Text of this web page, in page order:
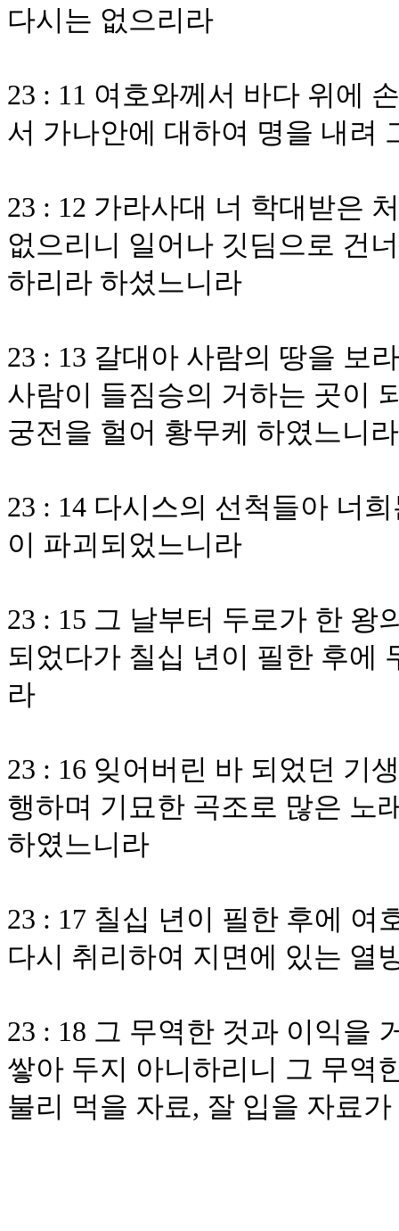
다시는 없으리라
23 : 11 여호와께서 바다 위에
서 가나안에 대하여 명을 내려
23 : 12 가라사대 너 학대받은
없으리니 일어나 깃딤으로 건
하리라 하셨느니라
23 : 13 갈대아 사람의 땅을 보
사람이 들짐승의 거하는 곳이
궁전을 헐어 황무케 하였느니라
23 : 14 다시스의 선척들아 너
이 파괴되었느니라
23 : 15 그 날부터 두로가 한 왕
되었다가 칠십 년이 필한 후에
라
23 : 16 잊어버린 바 되었던 기
행하며 기묘한 곡조로 많은 노
하였느니라
23 : 17 칠십 년이 필한 후에
다시 취리하여 지면에 있는 열
23 : 18 그 무역한 것과 이익을
쌓아 두지 아니하리니 그 무역
불리 먹을 자료, 잘 입을 자료